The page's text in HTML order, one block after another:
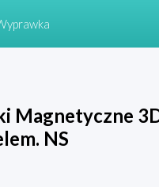
Magnetyczne
NS